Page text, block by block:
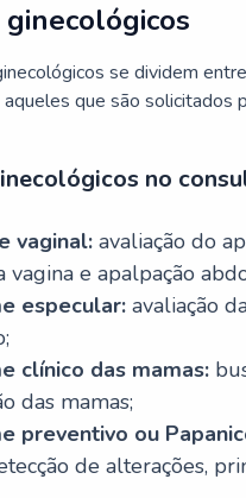
ginecológicos
se dividem
que são solicitados
no
vaginal: avaliação do
vagina e apalpação
especular: avaliação
clínico das mamas:
das mamas;
preventivo ou
de alterações,